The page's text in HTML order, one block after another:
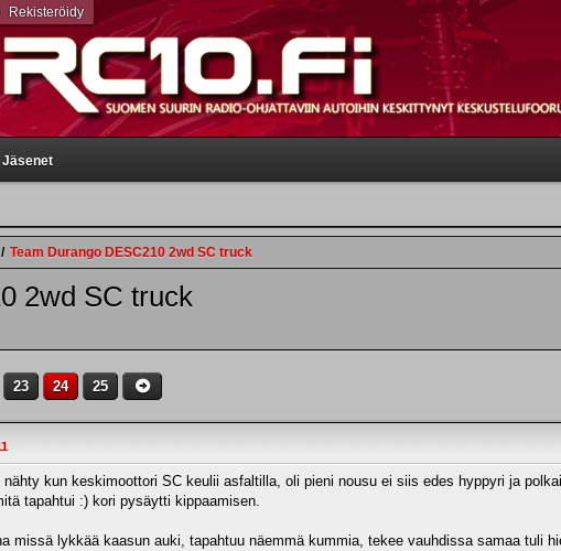
Jäsenet
Rekisteröidy
/ Team Durango DESC210 2wd SC truck
2wd SC truck
23 24 25
kun keskimoottori SC keulii asfaltilla, oli pieni nousu ei siis edes hyppyri ja
tapahtui :) kori pysäytti kippaamisen.
missä lykkää kaasun auki, tapahtuu näemmä kummia, tekee vauhdissa samaa tuli